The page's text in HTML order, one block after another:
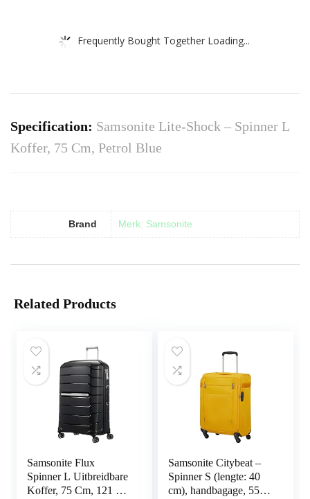
Frequently Bought Together Loading...
Specification: Samsonite Lite-Shock – Spinner L
Koffer, 75 Cm, Petrol Blue
Brand Merk: Samsonite
Related Products
Samsonite Flux
Spinner L Uitbreidbare
Koffer, 75 Cm, 121 L,
Samsonite Citybeat –
Spinner S (lengte: 40
cm), handbagage, 55